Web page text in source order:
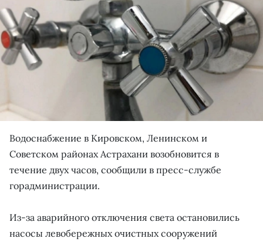
Водоснабжение в Кировском, Ленинском и
Советском районах Астрахани возобновится в
течение двух часов, сообщили в пресс-службе
горадминистрации.
Из-за аварийного отключения света остановились
насосы левобережных очистных сооружений